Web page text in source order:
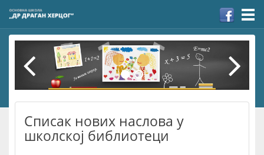
Списак нових наслова у
школској библиотеци